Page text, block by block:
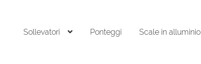
Sollevatori Ponteggi Scale in alluminio